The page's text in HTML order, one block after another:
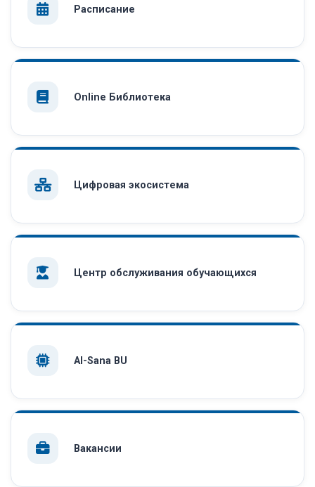
Расписание
Online Библиотека
Цифровая экосистема
Центр обслуживания обучающихся
AI-Sana BU
Вакансии